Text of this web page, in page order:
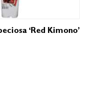
‘Red Kimono’